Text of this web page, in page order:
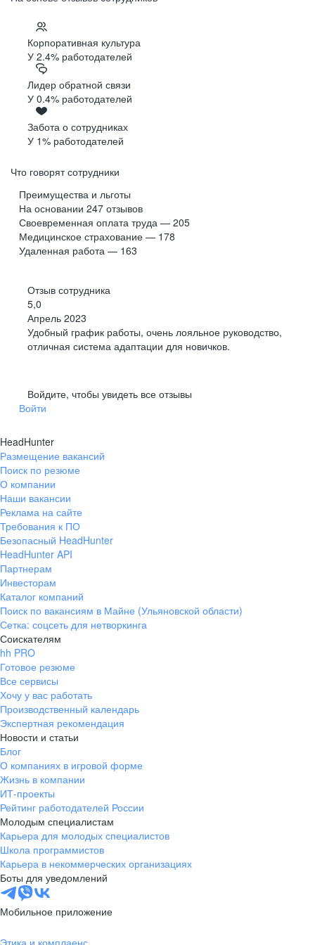
Корпоративная культура
У 2.4% работодателей
Лидер обратной связи
У 0.4% работодателей
Забота о сотрудниках
У 1% работодателей
Что говорят сотрудники
Преимущества и льготы
На основании 247 отзывов
Своевременная оплата труда — 205
Медицинское страхование — 178
Удаленная работа — 163
Отзыв сотрудника
5,0
Апрель 2023
Удобный график работы, очень лояльное руководство,
отличная система адаптации для новичков.
Войдите, чтобы увидеть все отзывы
Войти
HeadHunter
Размещение вакансий
Поиск по резюме
О компании
Наши вакансии
Реклама на сайте
Требования к ПО
Безопасный HeadHunter
HeadHunter API
Партнерам
Инвесторам
Каталог компаний
Поиск по вакансиям в Майне (Ульяновской области)
Сетка: соцсеть для нетворкинга
Соискателям
hh PRO
Готовое резюме
Все сервисы
Хочу у вас работать
Производственный календарь
Экспертная рекомендация
Новости и статьи
Блог
О компаниях в игровой форме
Жизнь в компании
ИТ-проекты
Рейтинг работодателей России
Молодым специалистам
Карьера для молодых специалистов
Школа программистов
Карьера в некоммерческих организациях
Боты для уведомлений
Мобильное приложение